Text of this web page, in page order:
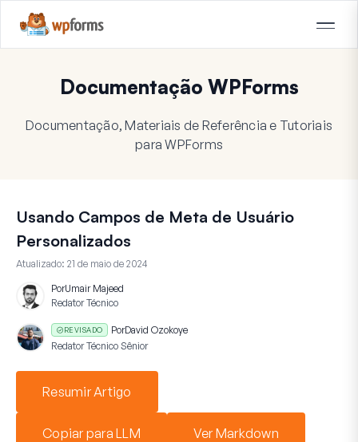
Documentação WPForms
Documentação, Materiais de Referência e Tutoriais
para WPForms
Usando Campos de Meta de Usuário
Personalizados
Atualizado: 21 de maio de 2024
PorUmair Majeed
Redator Técnico
REVISADO PorDavid Ozokoye
Redator Técnico Sênior
Resumir Artigo
Copiar para LLM Ver Markdown